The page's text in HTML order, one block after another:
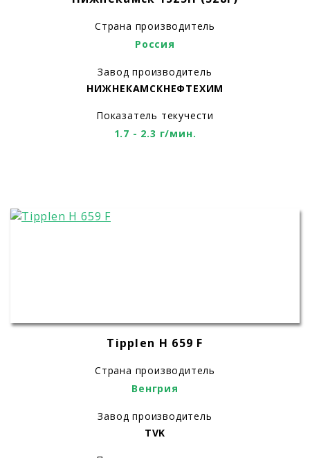
Страна производитель
Россия
Завод производитель
НИЖНЕКАМСКНЕФТЕХИМ
Показатель текучести
1.7 - 2.3 г/мин.
Tipplen H 659 F
Страна производитель
Венгрия
Завод производитель
TVK